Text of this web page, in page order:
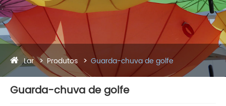
Lar Produtos Guarda-chuva de golfe
Guarda-chuva de golfe